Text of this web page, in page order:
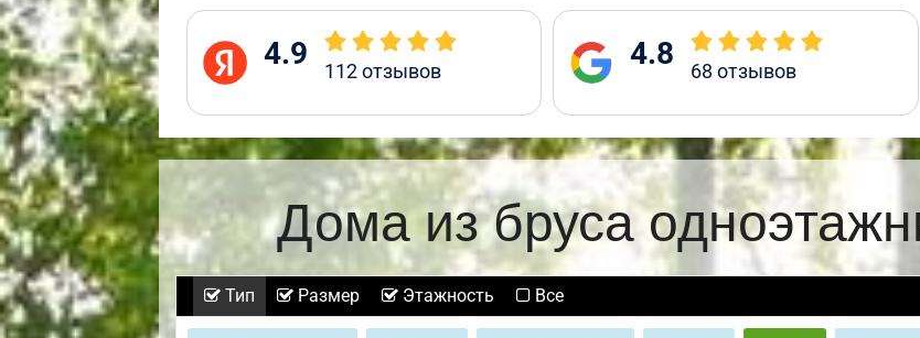
4.9 112отзывов 4.8 68 отзывов
Дома из бруса
Тип Размер Этажность Все